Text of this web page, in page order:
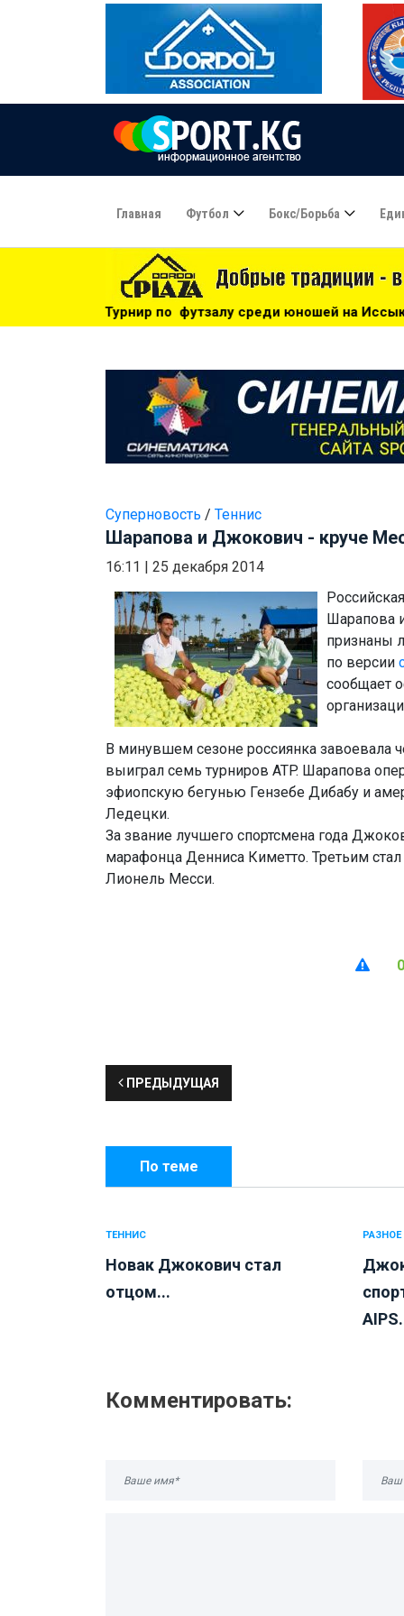
Главная Футбол Бокс/борьба
футзалу среди юношей на Иссык-Куле: «Бишкек» -
Суперновость / Теннис
Шарапова и Джокович - круче
16:11
25 декабря 2014
Шарапова
признаны
по версии
сообщает
В минувшем сезоне россиянка завоевала
выиграл семь турниров ATP. Шарапова
эфиопскую бегунью Гензебе Дибабу и
Ледецки.
За звание лучшего спортсмена года
марафонца Денниса Киметто. Третьим стал
Лионель Месси.
0
ПРЕДЫДУЩАЯ
По теме
ТЕННИС
Новак Джокович стал
отцом...
РАЗНОЕ
Комментировать: